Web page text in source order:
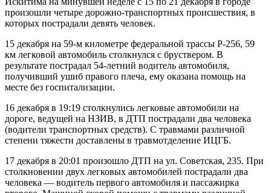
произошли четыре дорожно-транспортных происшествия, в
которых пострадали девять человек.
15 декабря на 59-м километре федеральной трассы Р-256, 59
км легковой автомобиль столкнулся с бруствером. В
результате пострадал 54-летний водитель автомобиля,
получивший ушиб правого плеча, ему оказана помощь на
месте без госпитализации.
16 декабря в 19:19 столкнулись легковые автомобили на
дороге, ведущей на НЗИВ, в ДТП пострадали два человека
(водители транспортных средств). С травмами различной
степени тяжести доставлены в травмотделение ИЦГБ.
17 декабря в 20:01 произошло ДТП на ул. Советская, 235. При
столкновении двух легковых автомобилей пострадали два
человека — водитель первого автомобиля и пассажирка